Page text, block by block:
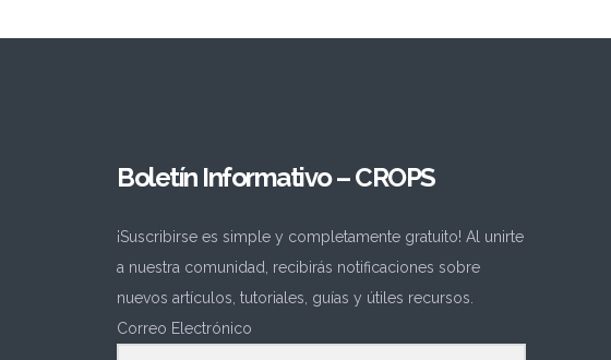
Boletín Informativo – CROPS
¡Suscribirse es simple y completamente gratuito! Al unirte
a nuestra comunidad, recibirás notificaciones sobre
nuevos artículos, tutoriales, guías y útiles recursos.
Correo Electrónico